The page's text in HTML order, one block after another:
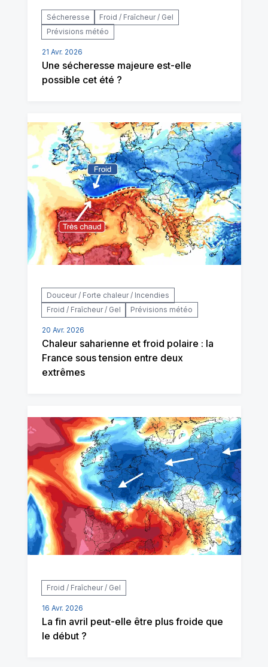
Sécheresse
Froid / Fraîcheur / Gel
Prévisions météo
21 Avr. 2026
Une sécheresse majeure est-elle
possible cet été ?
Douceur / Forte chaleur / Incendies
Froid / Fraîcheur / Gel
Prévisions météo
20 Avr. 2026
Chaleur saharienne et froid polaire : la
France sous tension entre deux
extrêmes
Froid / Fraîcheur / Gel
16 Avr. 2026
La fin avril peut-elle être plus froide que
le début ?